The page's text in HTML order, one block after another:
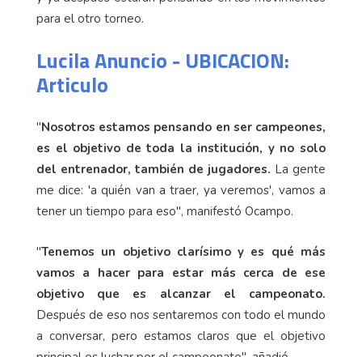
para el otro torneo.
Lucila Anuncio - UBICACION:
Articulo
"Nosotros estamos pensando en ser campeones,
es el objetivo de toda la institución, y no solo
del entrenador, también de jugadores. La gente
me dice: 'a quién van a traer, ya veremos', vamos a
tener un tiempo para eso", manifestó Ocampo.
"Tenemos un objetivo clarísimo y es qué más
vamos a hacer para estar más cerca de ese
objetivo que es alcanzar el campeonato.
Después de eso nos sentaremos con todo el mundo
a conversar, pero estamos claros que el objetivo